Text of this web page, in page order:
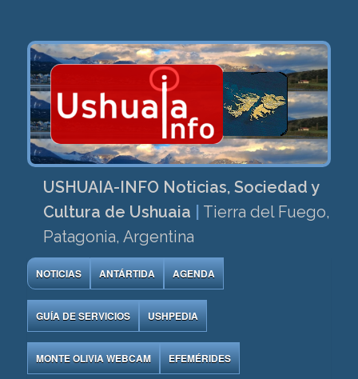
USHUAIA-INFO Noticias, Sociedad y
Cultura de Ushuaia
Tierra del Fuego,
Patagonia, Argentina
NOTICIAS ANTÁRTIDA AGENDA
GUÍA DE SERVICIOS USHPEDIA
MONTE OLIVIA WEBCAM EFEMÉRIDES